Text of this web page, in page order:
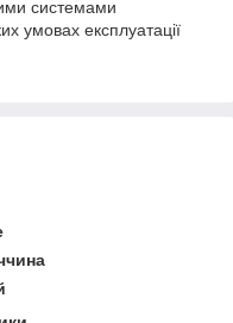
системами
умовах експлуатації